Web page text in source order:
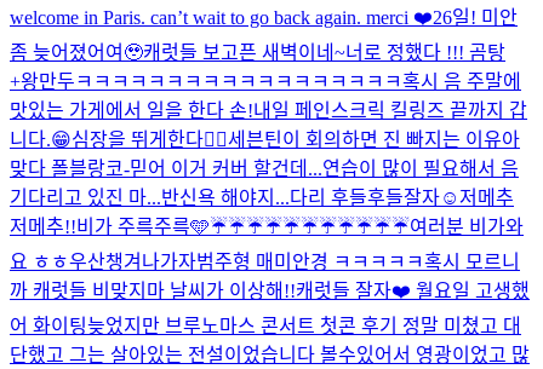
welcome in Paris. can’t wait to go back again. merci ❤️26일! 미안
좀 늦어졌어여🥹캐럿들 보고픈 새벽이네~너로 정했다 !!! 곰탕
+왕만두ㅋㅋㅋㅋㅋㅋㅋㅋㅋㅋㅋㅋㅋㅋㅋㅋㅋㅋ혹시 음 주말에
맛있는 가게에서 일을 한다 손!내일 페인스크릭 킬링즈 끝까지 갑
니다.😁심장을 뛰게한다❤️‍🔥세븐틴이 회의하면 진 빠지는 이유아
맞다 폴블랑코-믿어 이거 커버 할건데...연습이 많이 필요해서 음
기다리고 있진 마...반신욕 해야지...다리 후들후들잘자☺️저메추
저메추!!비가 주륵주륵🩵☔️☔️☔️☔️☔️☔️☔️☔️☔️☔️☔️여러분 비가와
요 ㅎㅎ우산챙겨나가자범주형 매미안경 ㅋㅋㅋㅋㅋ혹시 모르니
까 캐럿들 비맞지마 날씨가 이상해!!캐럿들 잘자❤️ 월요일 고생했
어 화이팅늦었지만 브루노마스 콘서트 첫콘 후기 정말 미쳤고 대
단했고 그는 살아있는 전설이었습니다 볼수있어서 영광이었고 많